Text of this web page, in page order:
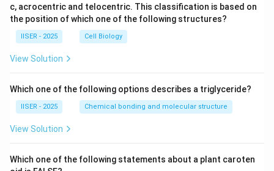
c, acrocentric and telocentric. This classification is based on
the position of which one of the following structures?
IISER - 2025 Cell Biology
View Solution
Which one of the following options describes a triglyceride?
IISER - 2025 Chemical bonding and molecular structure
View Solution
Which one of the following statements about a plant caroten